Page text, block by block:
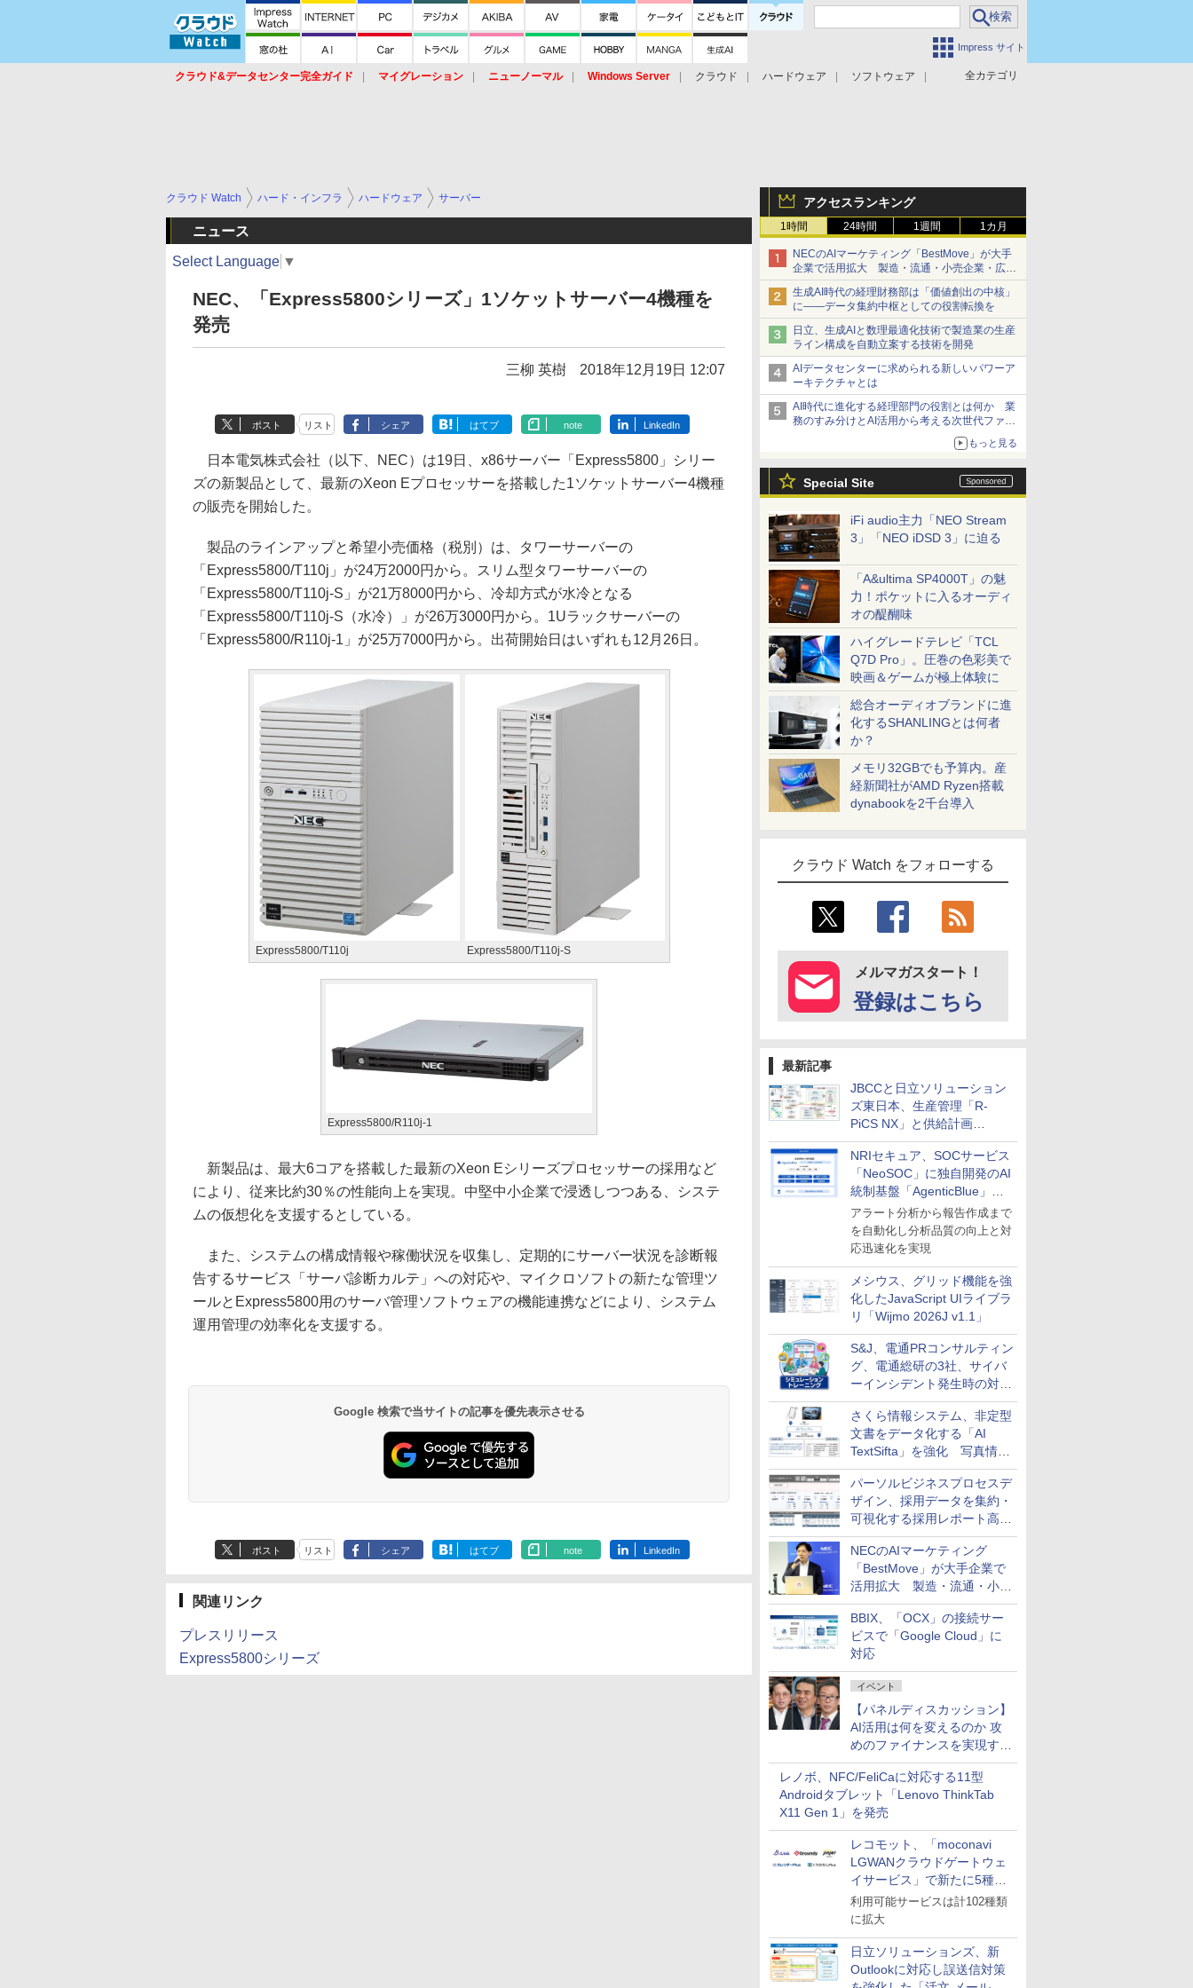
Impress サイト
全カテゴリ
クラウド&データセンター完全ガイド マイグレーション ニューノーマル Windows Server クラウド ハードウェア
ソフトウェア
アクセスランキング
1時間 24時間 1週間 1カ月
NECのAIマーケティング「BestMove」が大手
企業で活用拡大 製造・流通・小売企業・広告
代理店などが実装フェーズへ
生成AI時代の経理財務部は「価値創出の中核」
に――データ集約中枢としての役割転換を
日立、生成AIと数理最適化技術で製造業の生産
ライン構成を自動立案する技術を開発
AIデータセンターに求められる新しいパワーア
ーキテクチャとは
AI時代に進化する経理部門の役割とは何か 業
務のすみ分けとAI活用から考える次世代ファイ
もっと見る
Special Site
iFi audio主力「NEO Stream
3」「NEO iDSD 3」に迫る
「A&ultima SP4000T」の魅
力！ポケットに入るオーディ
オの醍醐味
ハイグレードテレビ「TCL
Q7D Pro」。圧巻の色彩美で
映画＆ゲームが極上体験に
総合オーディオブランドに進
化するSHANLINGとは何者
か？
メモリ32GBでも予算内。産
経新聞社がAMD Ryzen搭載
dynabookを2千台導入
クラウド Watch をフォローする
メルマガスタート！
登録はこちら
最新記事
JBCCと日立ソリューション
ズ東日本、生産管理「R-
PiCS NX」と供給計画
「scSQUARE ISP」の連携サ
ービスを提供開始
NRIセキュア、SOCサービス
「NeoSOC」に独自開発のAI
統制基盤「AgenticBlue」を
導入
アラート分析から報告作成まで
を自動化し分析品質の向上と対
応迅速化を実現
メシウス、グリッド機能を強
化したJavaScript UIライブラ
リ「Wijmo 2026J v1.1」
S&J、電通PRコンサルティン
グ、電通総研の3社、サイバ
ーインシデント発生時の対応
と危機管理広報を一体的に訓
練するプログラムを提供
さくら情報システム、非定型
文書をデータ化する「AI
TextSifta」を強化 写真情報
のデータ化などに対応
パーソルビジネスプロセスデ
ザイン、採用データを集約・
可視化する採用レポート高速
化サービスを提供
NECのAIマーケティング
「BestMove」が大手企業で
活用拡大 製造・流通・小売
企業・広告代理店などが実装
フェーズへ
BBIX、「OCX」の接続サー
ビスで「Google Cloud」に
対応
イベント
【パネルディスカッション】
AI活用は何を変えるのか 攻
めのファイナンスを実現する
業務設計とマインドセット変
革
レノボ、NFC/FeliCaに対応する11型
Androidタブレット「Lenovo ThinkTab
X11 Gen 1」を発売
レコモット、「moconavi
LGWANクラウドゲートウェ
イサービス」で新たに5種類
のサービスと連携開始
利用可能サービスは計102種類
に拡大
日立ソリューションズ、新
Outlookに対応し誤送信対策
クラウド Watch ハード・インフラ ハードウェア サーバー
ニュース
Select Language ▼
NEC、「Express5800シリーズ」1ソケットサーバー4機種を
発売
三柳 英樹 2018年12月19日 12:07
ポスト リスト シェア はてブ note LinkedIn
日本電気株式会社（以下、NEC）は19日、x86サーバー「Express5800」シリー
ズの新製品として、最新のXeon Eプロセッサーを搭載した1ソケットサーバー4機種
の販売を開始した。
製品のラインアップと希望小売価格（税別）は、タワーサーバーの
「Express5800/T110j」が24万2000円から。スリム型タワーサーバーの
「Express5800/T110j-S」が21万8000円から、冷却方式が水冷となる
「Express5800/T110j-S（水冷）」が26万3000円から。1Uラックサーバーの
「Express5800/R110j-1」が25万7000円から。出荷開始日はいずれも12月26日。
Express5800/T110j Express5800/T110j-S
Express5800/R110j-1
新製品は、最大6コアを搭載した最新のXeon Eシリーズプロセッサーの採用など
により、従来比約30％の性能向上を実現。中堅中小企業で浸透しつつある、システ
ムの仮想化を支援するとしている。
また、システムの構成情報や稼働状況を収集し、定期的にサーバー状況を診断報
告するサービス「サーバ診断カルテ」への対応や、マイクロソフトの新たな管理ツ
ールとExpress5800用のサーバ管理ソフトウェアの機能連携などにより、システム
運用管理の効率化を支援する。
Google 検索で当サイトの記事を優先表示させる
ポスト リスト シェア はてブ note LinkedIn
関連リンク
プレスリリース
Express5800シリーズ